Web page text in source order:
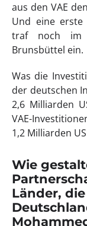
aus den VAE
Und eine erste
traf noch im
Brunsbüttel ein.
Was die
der deutschen
2,6 Milliarden
VAE-
1,2 Milliarden
Wie
Länder,